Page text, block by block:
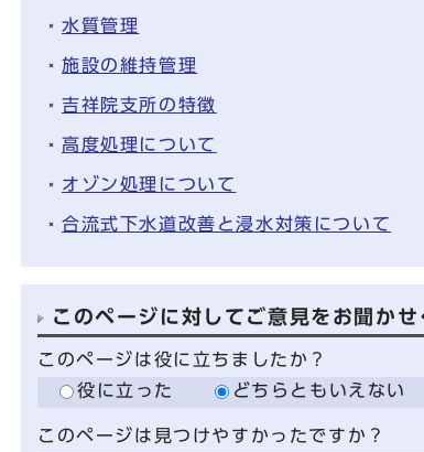
水質管理
施設の維持管理
吉祥院支所の特徴
高度処理について
オゾン処理について
合流式下水道改善と浸水対策について
このページに対してご意見をお聞かせ
このページは役に立ちましたか？
役に立った
どちらともいえない
このページは見つけやすかったですか？